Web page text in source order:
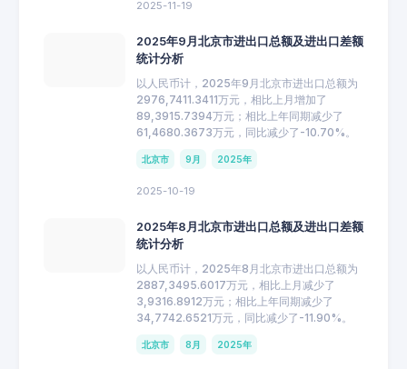
2025-11-19
2025年9月北京市进出口总额及进出口差额
统计分析
以人民币计，2025年9月北京市进出口总额为
2976,7411.3411万元，相比上月增加了
89,3915.7394万元；相比上年同期减少了
61,4680.3673万元，同比减少了-10.70%。
北京市 9月 2025年
2025-10-19
2025年8月北京市进出口总额及进出口差额
统计分析
以人民币计，2025年8月北京市进出口总额为
2887,3495.6017万元，相比上月减少了
3,9316.8912万元；相比上年同期减少了
34,7742.6521万元，同比减少了-11.90%。
北京市 8月 2025年